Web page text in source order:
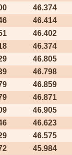
46.374
46.414
46.402
46.374
46.805
46.798
46.859
46.871
46.905
46.623
46.575
45.984